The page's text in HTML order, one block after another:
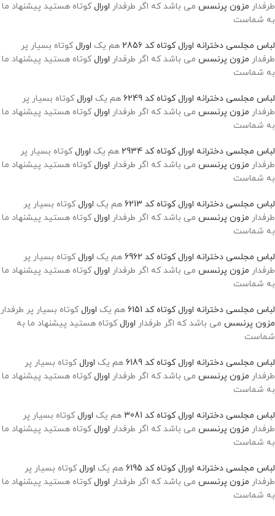
طرفدار مزون پرنسس می باشد که اگر طرفدار اورالکوتاه هستید پیشنهاد ما
به شماست
لباس مجلسی دخترانه اورال کوتاه کد 2856 هم یک اورالکوتاه بسیار پر
طرفدار مزون پرنسس می باشد که اگر طرفدار اورالکوتاه هستید پیشنهاد ما
به شماست
لباس مجلسی دخترانه اورال کوتاه کد 6249 هم یک اورالکوتاه بسیار پر
طرفدار مزون پرنسس می باشد که اگر طرفدار اورالکوتاه هستید پیشنهاد ما
به شماست
لباس مجلسی دخترانه اورال کوتاه کد 2934 هم یک اورالکوتاه بسیار پر
طرفدار مزون پرنسس می باشد که اگر طرفدار اورالکوتاه هستید پیشنهاد ما
به شماست
لباس مجلسی دخترانه اورال کوتاه کد 6213 هم یک اورالکوتاه بسیار پر
طرفدار مزون پرنسس می باشد که اگر طرفدار اورالکوتاه هستید پیشنهاد ما
به شماست
لباس مجلسی دخترانه اورال کوتاه کد 6962 هم یک اورالکوتاه بسیار پر
طرفدار مزون پرنسس می باشد که اگر طرفدار اورالکوتاه هستید پیشنهاد ما
به شماست
لباس مجلسی دخترانه اورال کوتاه کد 6151 هم یک اورالکوتاه بسیار پر طرفدار
مزون پرنسس می باشد که اگر طرفدار اورالکوتاه هستید پیشنهاد ما به
شماست
لباس مجلسی دخترانه اورال کوتاه کد 6189 هم یک اورالکوتاه بسیار پر
طرفدار مزون پرنسس می باشد که اگر طرفدار اورالکوتاه هستید پیشنهاد ما
به شماست
لباس مجلسی دخترانه اورال کوتاه کد 3081 هم یک اورالکوتاه بسیار پر
طرفدار مزون پرنسس می باشد که اگر طرفدار اورالکوتاه هستید پیشنهاد ما
به شماست
لباس مجلسی دخترانه اورال کوتاه کد 6195 هم یک اورالکوتاه بسیار پر
طرفدار مزون پرنسس می باشد که اگر طرفدار اورالکوتاه هستید پیشنهاد ما
به شماست